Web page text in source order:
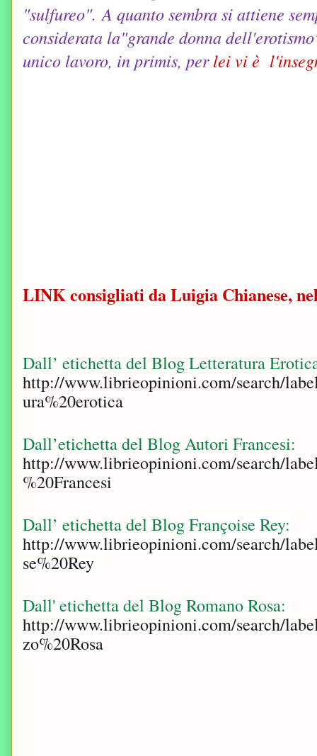
"sulfureo". A quanto sembra si attiene
considerata la"grande donna
unico lavoro, in primis, perlei vi è
LINK consigliati da Luigia Chianese,
Dall’ etichetta del Blog Letteratura
http://www.librieopinioni.com/search/
ura%20erotica
Dall’etichetta del Blog Autori Francesi:
http://www.librieopinioni.com/search/
%20Francesi
Dall’ etichetta del BlogFrançoise Rey:
http://www.librieopinioni.com/search/
se%20Rey
Dall' etichetta del Blog Romano Rosa:
http://www.librieopinioni.com/search/
zo%20Rosa